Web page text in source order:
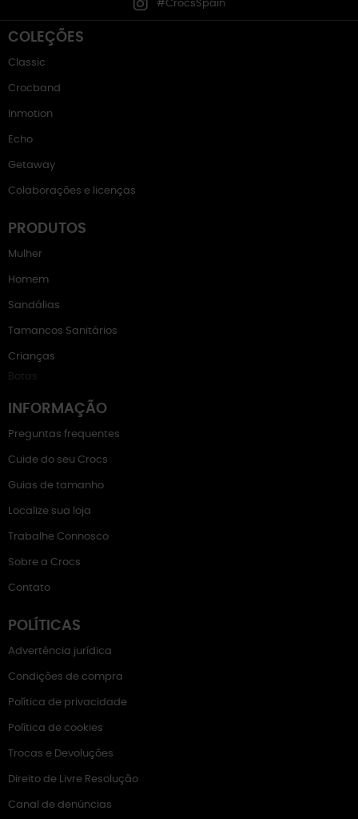
#CrocsSpain
COLEÇÕES
Classic
Crocband
Inmotion
Echo
Getaway
Colaborações e licenças
PRODUTOS
Mulher
Homem
Sandálias
Tamancos Sanitários
Crianças
Botas
INFORMAÇÃO
Preguntas frequentes
Cuide do seu Crocs
Guias de tamanho
Localize sua loja
Trabalhe Connosco
Sobre a Crocs
Contato
POLÍTICAS
Advertência jurídica
Condições de compra
Política de privacidade
Política de cookies
Trocas e Devoluções
Direito de Livre Resolução
Canal de denúncias